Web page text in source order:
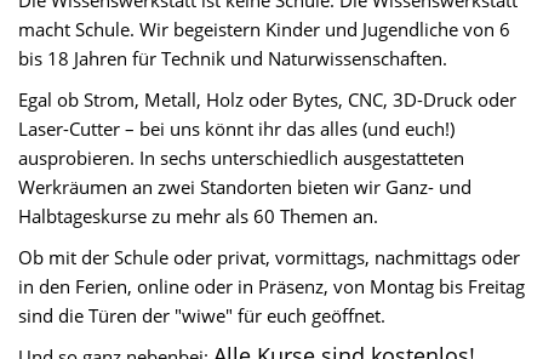
macht Schule. Wir begeistern Kinder und Jugendliche von 6
bis 18 Jahren für Technik und Naturwissenschaften.
Egal ob Strom, Metall, Holz oder Bytes, CNC, 3D-Druck oder
Laser-Cutter – bei uns könnt ihr das alles (und euch!)
ausprobieren. In sechs unterschiedlich ausgestatteten
Werkräumen an zwei Standorten bieten wir Ganz- und
Halbtageskurse zu mehr als 60 Themen an.
Ob mit der Schule oder privat, vormittags, nachmittags oder
in den Ferien, online oder in Präsenz, von Montag bis Freitag
sind die Türen der "wiwe" für euch geöffnet.